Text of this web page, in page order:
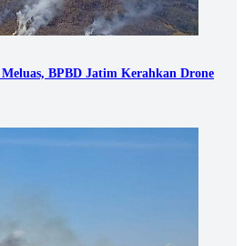
BPBD Jatim Kerahkan Drone